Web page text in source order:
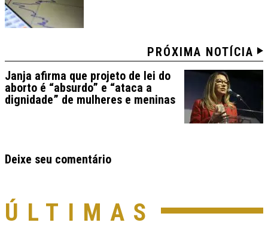
PRÓXIMA NOTÍCIA
Janja afirma que projeto de lei do
aborto é “absurdo” e “ataca a
dignidade” de mulheres e meninas
Deixe seu comentário
ÚLTIMAS